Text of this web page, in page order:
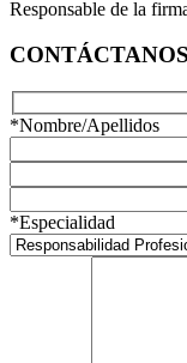
Responsable de la
CONTÁCTANOS
*Nombre/Apellidos
*Especialidad